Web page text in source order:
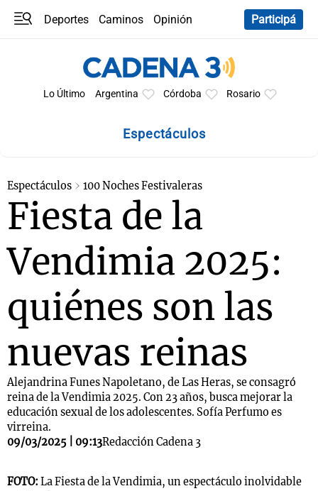
Deportes Caminos
Opinión
Participá
Lo Último Argentina Córdoba Rosario
Espectáculos
Espectáculos 100 Noches Festivaleras
Fiesta de la
Vendimia 2025:
quiénes son las
nuevas reinas
Alejandrina Funes Napoletano, de Las Heras, se consagró
reina de la Vendimia 2025. Con 23 años, busca mejorar la
educación sexual de los adolescentes. Sofía Perfumo es
virreina.
09/03/2025 | 09:13Redacción Cadena 3
FOTO: La Fiesta de la Vendimia, un espectáculo inolvidable